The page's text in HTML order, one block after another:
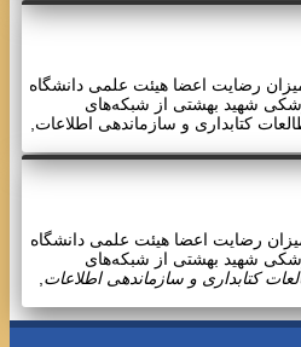
رضایت اعضا هیئت علمی دانشگاه
شهید بهشتی از شبکه‌های
کتابداری و سازماندهی اطلاعات,
رضایت اعضا هیئت علمی دانشگاه
شهید بهشتی از شبکه‌های
کتابداری و سازماندهی اطلاعات